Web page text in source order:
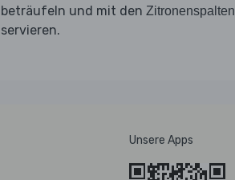
beträufeln und mit den Zitronenspalten
servieren.
Unsere Apps